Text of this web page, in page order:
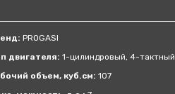
PROGASI
двигателя: 1-цилиндровый, 4-тактный
объем, куб.см: 107